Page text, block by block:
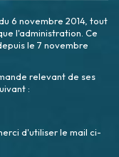
6 novembre 2014, tout
l'administration. Ce
le 7 novembre
relevant de ses
:
d'utiliser le mail ci-